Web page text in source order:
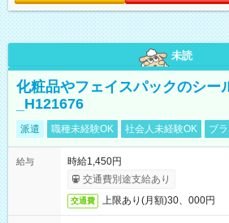
未読
化粧品やフェイスパックのシー
_H121676
派遣 職種未経験OK 社会人未経験OK ブ
給与
時給1,450円
交通費別途支給あり
交通費 上限あり(月額)30、000円